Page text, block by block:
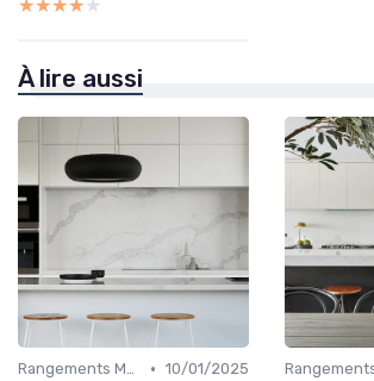
★★★★★
★★★★★
À lire aussi
Rangements Muraux et Étagères • 10/01/2025